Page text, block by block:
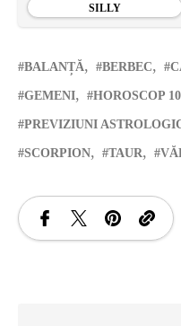
SILLY
BALANȚĂ BERBEC
GEMENI HOROSCOP
PREVIZIUNI
SCORPION TAUR